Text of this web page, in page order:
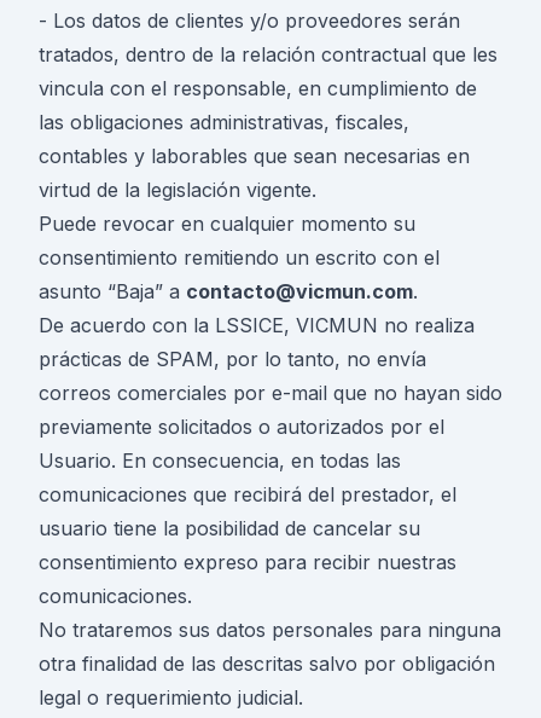
- Los datos de clientes y/o proveedores serán
tratados, dentro de la relación contractual que les
vincula con el responsable, en cumplimiento de
las obligaciones administrativas, fiscales,
contables y laborables que sean necesarias en
virtud de la legislación vigente.
Puede revocar en cualquier momento su
consentimiento remitiendo un escrito con el
asunto “Baja” a contacto@vicmun.com.
De acuerdo con la LSSICE, VICMUN no realiza
prácticas de SPAM, por lo tanto, no envía
correos comerciales por e-mail que no hayan sido
previamente solicitados o autorizados por el
Usuario. En consecuencia, en todas las
comunicaciones que recibirá del prestador, el
usuario tiene la posibilidad de cancelar su
consentimiento expreso para recibir nuestras
comunicaciones.
No trataremos sus datos personales para ninguna
otra finalidad de las descritas salvo por obligación
legal o requerimiento judicial.